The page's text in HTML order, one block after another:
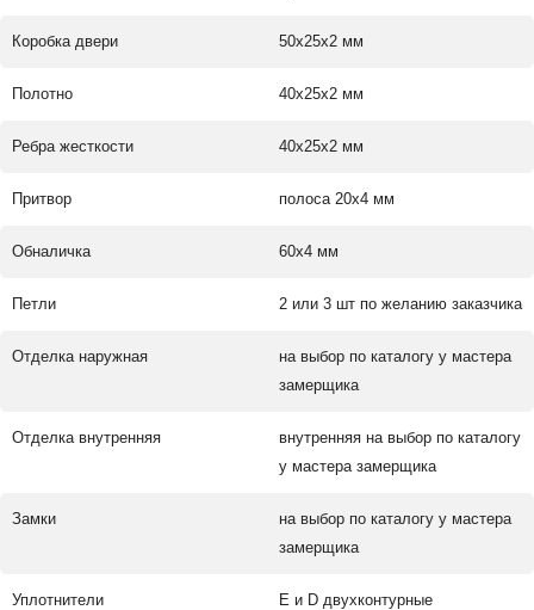
Коробка двери 50х25х2 мм
Полотно 40х25х2 мм
Ребра жесткости 40х25х2 мм
Притвор полоса 20х4 мм
Обналичка 60х4 мм
Петли 2 или 3 шт по желанию заказчика
Отделка наружная
на выбор по каталогу у мастера
замерщика
Отделка внутренняя
внутренняя на выбор по каталогу
у мастера замерщика
Замки
на выбор по каталогу у мастера
замерщика
Уплотнители Е и D двухконтурные